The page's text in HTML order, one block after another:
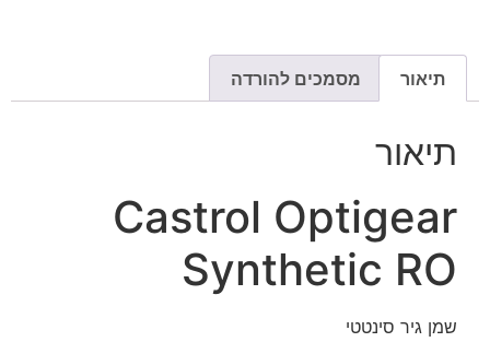
תיאור מסמכים להורדה
תיאור
Castrol Optigear
Synthetic RO
שמן גיר סינטטי